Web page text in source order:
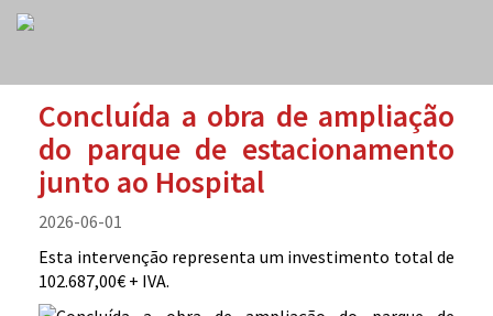
Concluída a obra de ampliação
do parque de estacionamento
junto ao Hospital
2026-06-01
Esta intervenção representa um investimento total de
102.687,00€ + IVA.